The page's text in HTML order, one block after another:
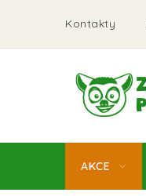
obsah
Kontakty
AKCE